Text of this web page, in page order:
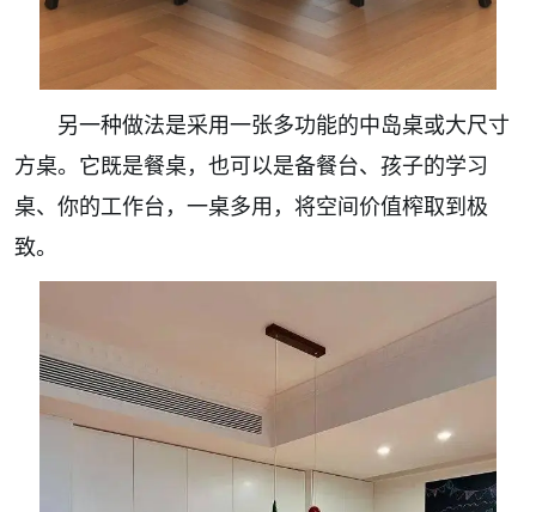
另一种做法是采用一张多功能的中岛桌或大尺寸
方桌。它既是餐桌，也可以是备餐台、孩子的学习
桌、你的工作台，一桌多用，将空间价值榨取到极
致。